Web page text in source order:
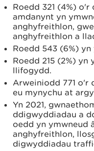
Roedd 321 (4%)
amdanynt yn
anghyfreithlon,
anghyfreithlon a
Roedd 543 (6%)
Roedd 215 (2%)
llifogydd.
Arweiniodd 771 o'r
eu mynychu at
Yn 2021,
ddigwyddiadau a
oedd yn ymwneud
anghyfreithlon,
digwyddiadau